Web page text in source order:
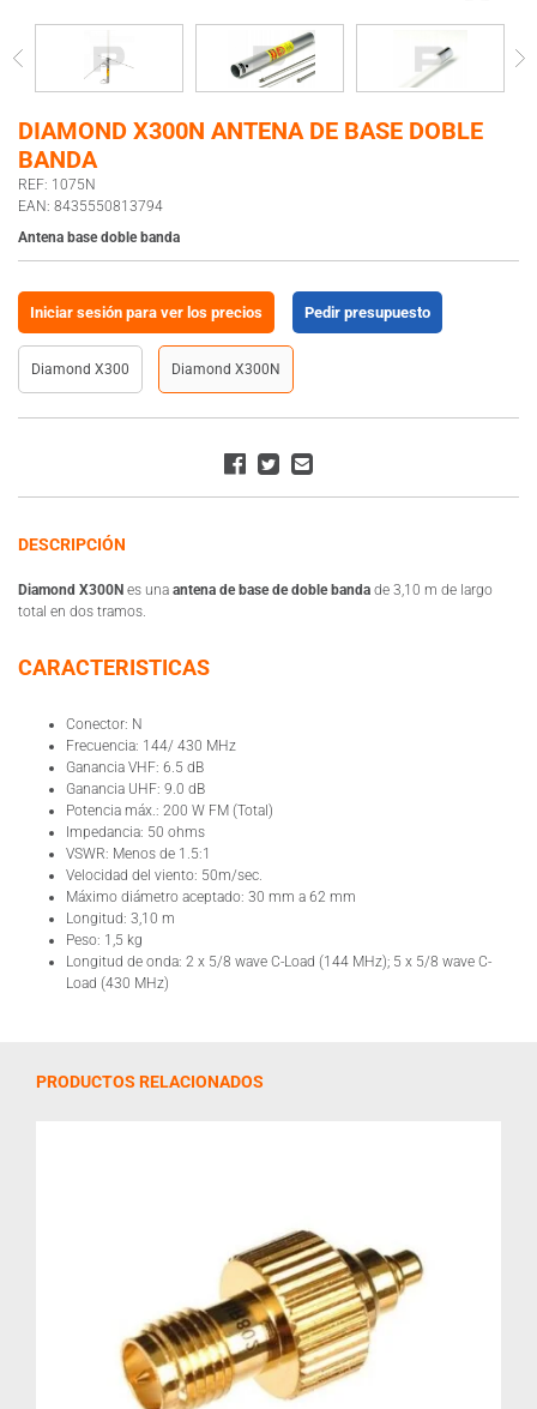
DIAMOND X300N ANTENA DE BASE DOBLE
BANDA
REF: 1075N
EAN: 8435550813794
Antena base doble banda
Iniciar sesión para ver los precios Pedir presupuesto
Diamond X300 Diamond X300N
DESCRIPCIÓN
Diamond X300N es una antena de base de doble banda de 3,10 m de largo
total en dos tramos.
CARACTERISTICAS
Conector: N
Frecuencia: 144/ 430 MHz
Ganancia VHF: 6.5 dB
Ganancia UHF: 9.0 dB
Potencia máx.: 200 W FM (Total)
Impedancia: 50 ohms
VSWR: Menos de 1.5:1
Velocidad del viento: 50m/sec.
Máximo diámetro aceptado: 30 mm a 62 mm
Longitud: 3,10 m
Peso: 1,5 kg
Longitud de onda: 2 x 5/8 wave C-Load (144 MHz); 5 x 5/8 wave C-
Load (430 MHz)
PRODUCTOS RELACIONADOS